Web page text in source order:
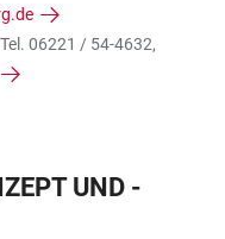
06221 / 54-4632,
UND -